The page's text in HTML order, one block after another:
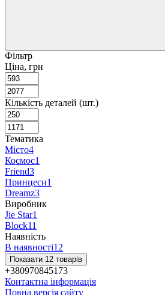
Фільтр
Ціна, грн
Кількість деталей (шт.)
Тематика
Місто4
Космос1
Friend3
Принцеси1
Dreamz3
Виробник
Jie Star1
Block11
Наявність
В наявності12
Показати 12 товарів
+380970845173
Контактна інформація
Повна версія сайту